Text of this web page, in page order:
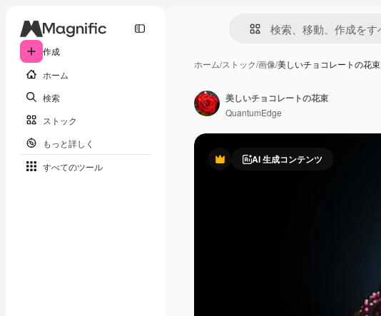
作成
ホーム
検索
ストック
もっと詳しく
すべてのツール
ホーム/ストック/画像/美しいチョコレートの花束
PremiumAI 生成コンテンツ
美しいチョコレートの花束
QuantumEdge